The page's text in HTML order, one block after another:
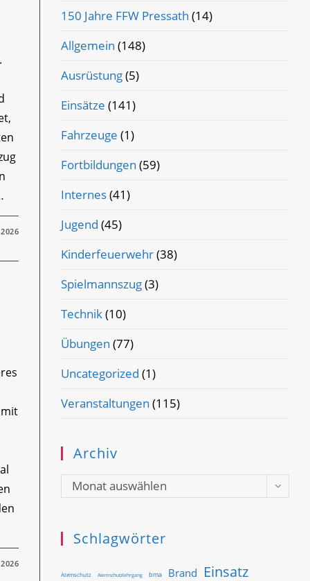
150 Jahre FFW Pressath (14)
Allgemein (148)
Ausrüstung(5)
Einsätze (141)
Fahrzeuge (1)
Fortbildungen (59)
Internes(41)
Jugend (45)
Kinderfeuerwehr(38)
Spielmannszug(3)
Technik(10)
Übungen (77)
Uncategorized (1)
Veranstaltungen (115)
Archiv
Archiv
Monat auswählen
Schlagwörter
Atemschutz Atemschutzlehrgang bma Brand Einsatz